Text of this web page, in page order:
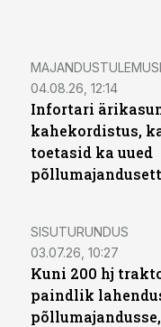
04.08.26, 12:14
Infortari
kahekordistus,
toetasid ka uued
ST
SISUTURUNDUS
03.07.26, 10:27
Kuni 200 hj
paindlik